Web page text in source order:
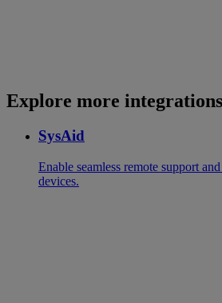
Explore more integrations
SysAid
Enable seamless remote support
devices.